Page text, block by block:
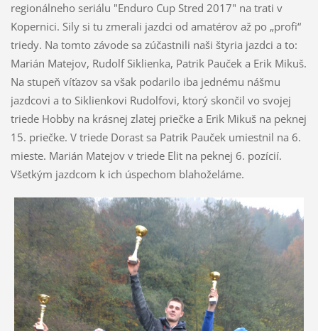
regionálneho seriálu "Enduro Cup Stred 2017" na trati v
Kopernici. Sily si tu zmerali jazdci od amatérov až po „profi“
triedy. Na tomto závode sa zúčastnili naši štyria jazdci a to:
Marián Matejov, Rudolf Siklienka, Patrik Pauček a Erik Mikuš.
Na stupeň víťazov sa však podarilo iba jednému nášmu
jazdcovi a to Siklienkovi Rudolfovi, ktorý skončil vo svojej
triede Hobby na krásnej zlatej priečke a Erik Mikuš na peknej
15. priečke. V triede Dorast sa Patrik Pauček umiestnil na 6.
mieste. Marián Matejov v triede Elit na peknej 6. pozícií.
Všetkým jazdcom k ich úspechom blahoželáme.